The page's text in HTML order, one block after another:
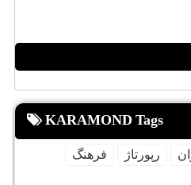
KARAMOND Tags
رپورتاژ
فرهنگ